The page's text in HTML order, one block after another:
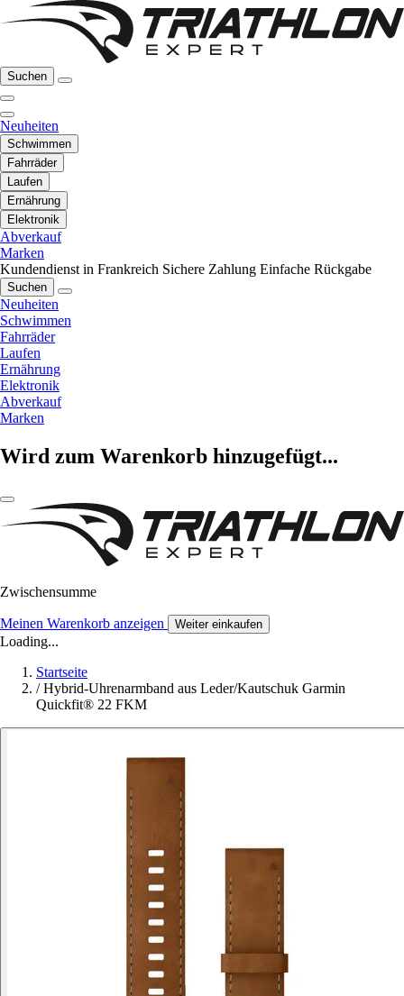
Suchen
Neuheiten
Schwimmen
Fahrräder
Laufen
Ernährung
Elektronik
Abverkauf
Marken
Kundendienst in Frankreich Sichere Zahlung Einfache Rückgabe
Suchen
Neuheiten
Schwimmen
Fahrräder
Laufen
Ernährung
Elektronik
Abverkauf
Marken
Wird zum Warenkorb hinzugefügt...
Zwischensumme
Meinen Warenkorb anzeigen Weiter einkaufen
Loading...
Startseite
/ Hybrid-Uhrenarmband aus Leder/Kautschuk Garmin
Quickfit® 22 FKM